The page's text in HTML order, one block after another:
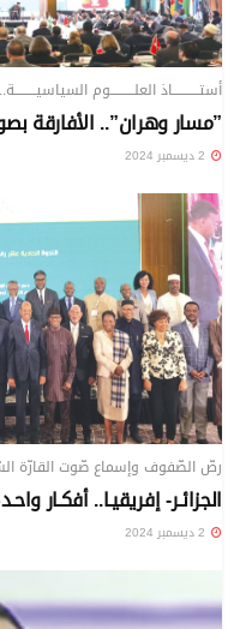
أستـــــــــــاذ العلــــــــــوم
”مسار وهران”.. الأفارقة
رصّ الصّفوف وإسماع صّوت القارّة
الجزائـر- إفريقيـا.. أفكـار